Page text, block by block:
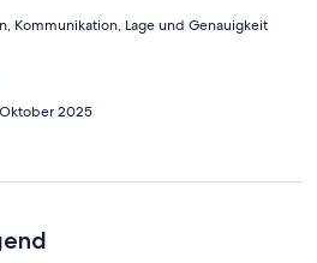
Kommunikation, Lage und Genauigkeit
2025